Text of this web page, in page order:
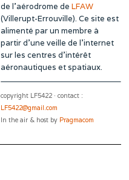
de l’aérodrome de LFAW
(Villerupt-Errouville). Ce site est
alimenté par un membre à
partir d’une veille de l’internet
sur les centres d’intérêt
aéronautiques et spatiaux.
copyright LF5422 · contact :
LF5422@gmail.com
In the air & host by Pragmacom